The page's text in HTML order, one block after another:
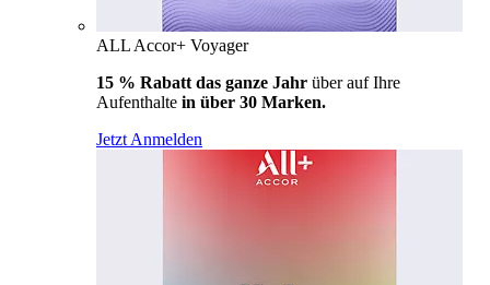
ALL Accor+ Voyager
15 % Rabatt das ganze Jahr über auf Ihre
Aufenthalte in über 30 Marken.
Jetzt Anmelden